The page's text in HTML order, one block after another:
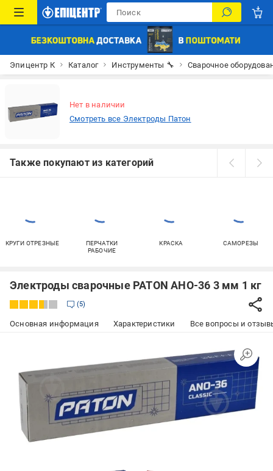
Эпицентр К Каталог Инструменты 🔧 Сварочное
Нет в наличии
Смотреть все Электроды Патон
Также покупают из категорий
КРУГИ ОТРЕЗНЫЕ
ПЕРЧАТКИ
РАБОЧИЕ
КРАСКА САМОРЕЗЫ
Электроды сварочные PATON АНО-36 3 мм 1 кг
5
Основная информация Характеристики Все вопросы и